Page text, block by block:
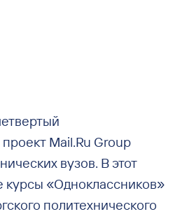
Mail.Ru Group
вузов. В этот
курсы «Одноклассников»
политехнического